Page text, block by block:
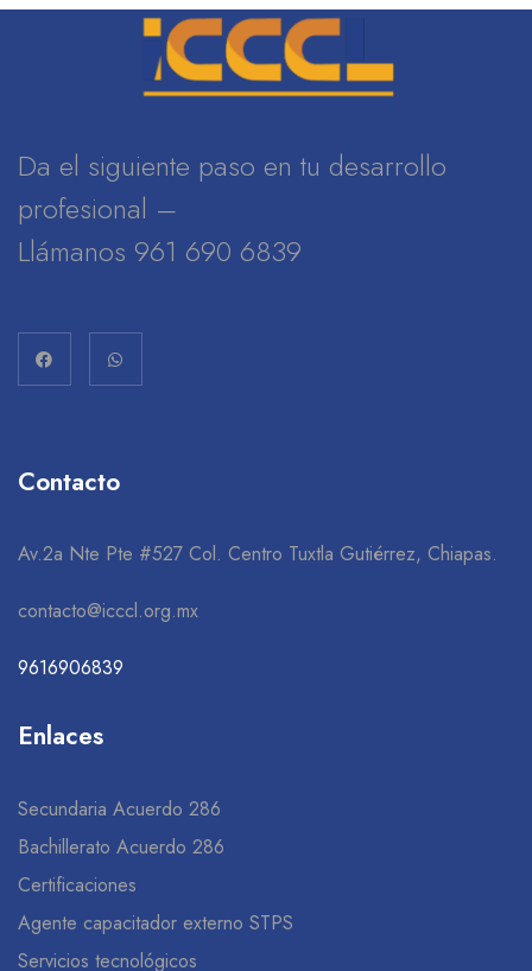
Da el siguiente paso en tu desarrollo
profesional –
Llámanos 961 690 6839
Contacto
Av.2a Nte Pte #527 Col. Centro Tuxtla Gutiérrez, Chiapas.
contacto@icccl.org.mx
9616906839
Enlaces
Secundaria Acuerdo 286
Bachillerato Acuerdo 286
Certificaciones
Agente capacitador externo STPS
Servicios tecnológicos